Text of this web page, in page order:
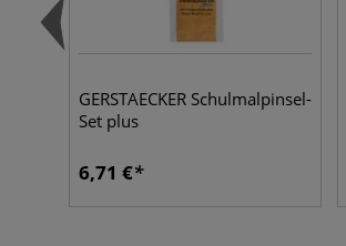
GERSTAECKER Schulmalpinsel-
Set plus
6,71 €